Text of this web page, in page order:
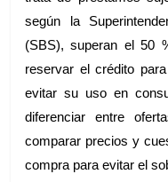
según la
(SBS), superan el 50
reservar el crédito
evitar su uso en
diferenciar entre
comparar precios y
compra para evitar el